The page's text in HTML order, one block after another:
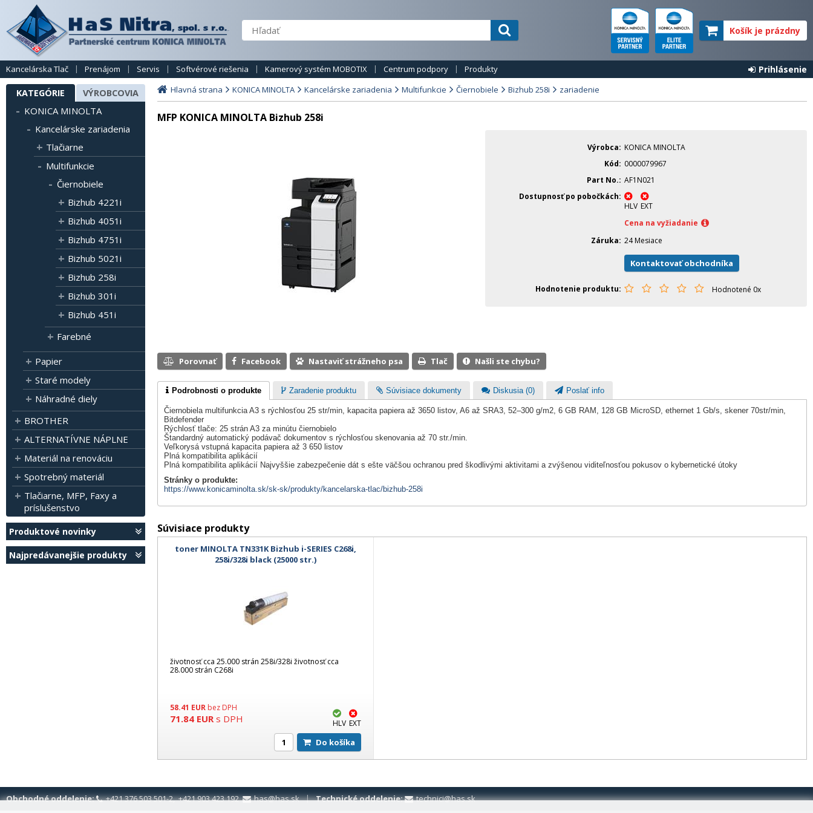
Košík je prázdny
Kancelárska Tlač Prenájom Servis Softvérové riešenia Kamerový systém MOBOTIX Centrum podpory Produkty Prihlásenie
KATEGÓRIE VÝROBCOVIA
KONICA MINOLTA
Kancelárske zariadenia
Tlačiarne
Multifunkcie
Čiernobiele
Bizhub 4221i
Bizhub 4051i
Bizhub 4751i
Bizhub 5021i
Bizhub 258i
Bizhub 301i
Bizhub 451i
Farebné
Papier
Staré modely
Náhradné diely
BROTHER
ALTERNATÍVNE NÁPLNE
Materiál na renováciu
Spotrebný materiál
Tlačiarne, MFP, Faxy a
príslušenstvo
Produktové novinky
Najpredávanejšie produkty
Hlavná strana KONICA MINOLTA Kancelárske zariadenia Multifunkcie Čiernobiele Bizhub 258i zariadenie
MFP KONICA MINOLTA Bizhub 258i
Výrobca
KONICA MINOLTA
Kód
0000079967
Part No. AF1N021
Dostupnosť po pobočkách
HLV EXT
Cena na vyžiadanie
Záruka 24 Mesiace
Kontaktovať obchodníka
Hodnotenie produktu Hodnotené 0x
Porovnať Facebook Nastaviť strážneho psa Tlač Našli ste chybu?
Podrobnosti o produkte Zaradenie produktu Súvisiace dokumenty Diskusia (0) Poslať info
Čiernobiela multifunkcia A3 s rýchlosťou 25 str/min, kapacita papiera až 3650 listov, A6 až SRA3, 52–300 g/m2, 6 GB RAM, 128 GB MicroSD, ethernet 1 Gb/s, skener 70str/min,
Bitdefender
Rýchlosť tlače: 25 strán A3 za minútu čiernobielo
Štandardný automatický podávač dokumentov s rýchlosťou skenovania až 70 str./min.
Veľkorysá vstupná kapacita papiera až 3 650 listov
Plná kompatibilita aplikácií
Plná kompatibilita aplikácií Najvyššie zabezpečenie dát s ešte väčšou ochranou pred škodlivými aktivitami a zvýšenou viditeľnosťou pokusov o kybernetické útoky
Stránky o produkte:
https://www.konicaminolta.sk/sk-sk/produkty/kancelarska-tlac/bizhub-258i
Súvisiace produkty
toner MINOLTA TN331K Bizhub i-SERIES C268i,
258i/328i black (25000 str.)
životnosť cca 25.000 strán 258i/328i životnosť cca
28.000 strán C268i
58.41 EUR bez DPH
71.84 EUR s DPH HLV EXT
Do košíka
Obchodné oddelenie: +421 376 503 501-2, +421 903 423 192 has@has.sk Technické oddelenie: technici@has.sk